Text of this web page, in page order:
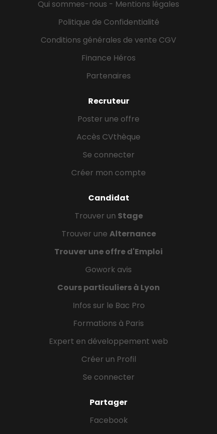
Qui sommes-nous - Mentions légales
Politique de Confidentialité
Conditions générales de vente CGV
Finance Héros
Partenaires
Recruteur
Poster une offre
Accès CVthèque
Se connecter
Créer mon compte
Candidat
Trouver un Stage
Trouver une Alternance
Trouver une offre d'Emploi
Gowork avis
Cours particuliers à Lyon
Infos sur le Bac Pro
Formations à Paris
Expert en développement web
Créer un Profil
Se connecter
Partager
Facebook